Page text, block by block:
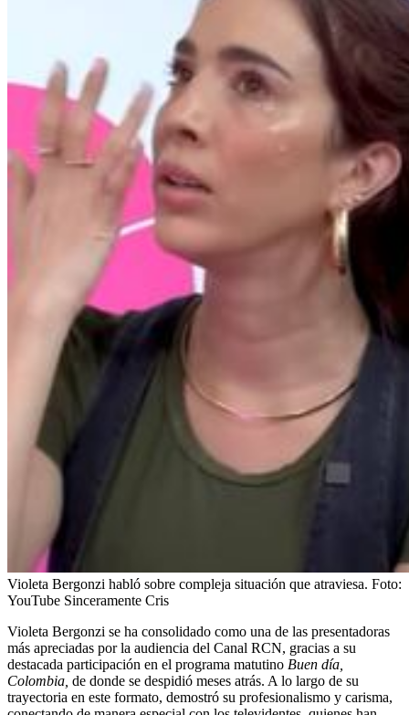
Violeta Bergonzi habló sobre compleja situación que atraviesa. Foto:
YouTube Sinceramente Cris
Violeta Bergonzi se ha consolidado como una de las presentadoras
más apreciadas por la audiencia del Canal RCN, gracias a su
destacada participación en el programa matutino Buen día,
Colombia, de donde se despidió meses atrás. A lo largo de su
trayectoria en este formato, demostró su profesionalismo y carisma,